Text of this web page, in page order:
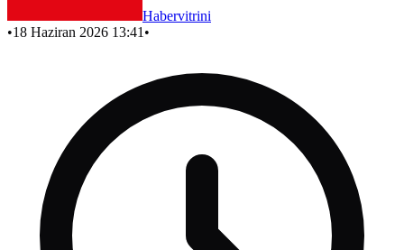
Habervitrini
•18 Haziran 2026 13:41 •